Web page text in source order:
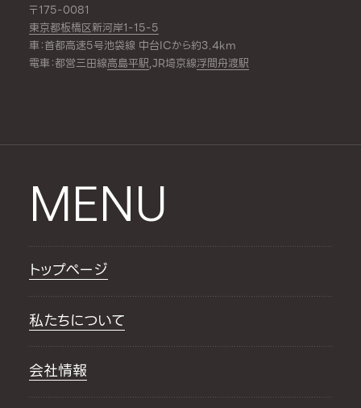
〒175-0081
東京都板橋区新河岸1-15-5
車：首都高速5号池袋線 中台ICから約3.4km
電車：都営三田線高島平駅,JR埼京線浮間舟渡駅
MENU
トップページ
私たちについて
会社情報